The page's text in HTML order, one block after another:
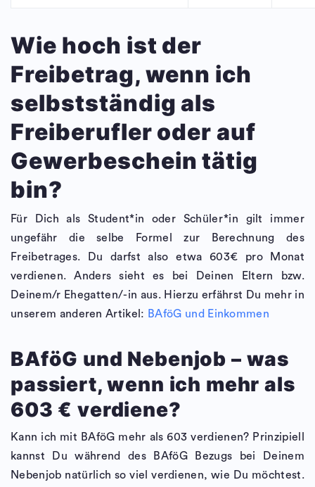
Wie hoch ist der
Freibetrag, wenn ich
selbstständig als
Freiberufler oder auf
Gewerbeschein tätig
bin?
Für Dich als Student*in oder Schüler*in gilt immer
ungefähr die selbe Formel zur Berechnung des
Freibetrages. Du darfst also etwa 603€ pro Monat
verdienen. Anders sieht es bei Deinen Eltern bzw.
Deinem/r Ehegatten/-in aus. Hierzu erfährst Du mehr in
unserem anderen Artikel: BAföG und Einkommen
BAföG und Nebenjob – was
passiert, wenn ich mehr als
603 € verdiene?
Kann ich mit BAföG mehr als 603 verdienen? Prinzipiell
kannst Du während des BAföG Bezugs bei Deinem
Nebenjob natürlich so viel verdienen, wie Du möchtest.